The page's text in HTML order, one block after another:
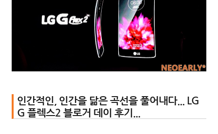
인간적인, 인간을 닮은 곡선을 풀어내다... LG
G 플렉스2 블로거 데이 후기...